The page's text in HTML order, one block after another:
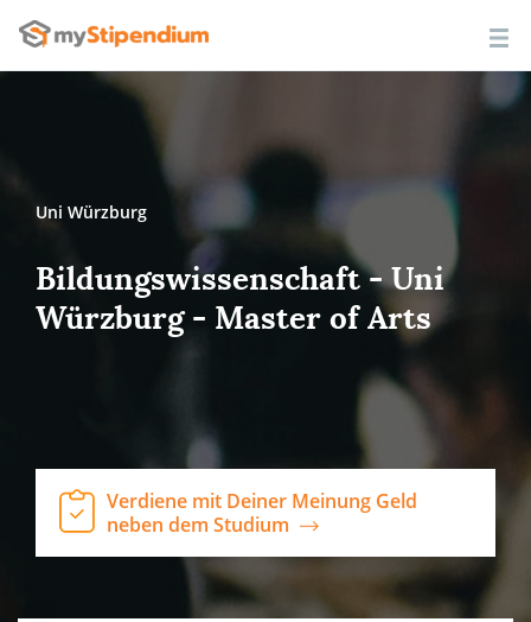
Uni Würzburg
Bildungswissenschaft - Uni
Würzburg - Master of Arts
Verdiene mit Deiner Meinung Geld
neben dem Studium